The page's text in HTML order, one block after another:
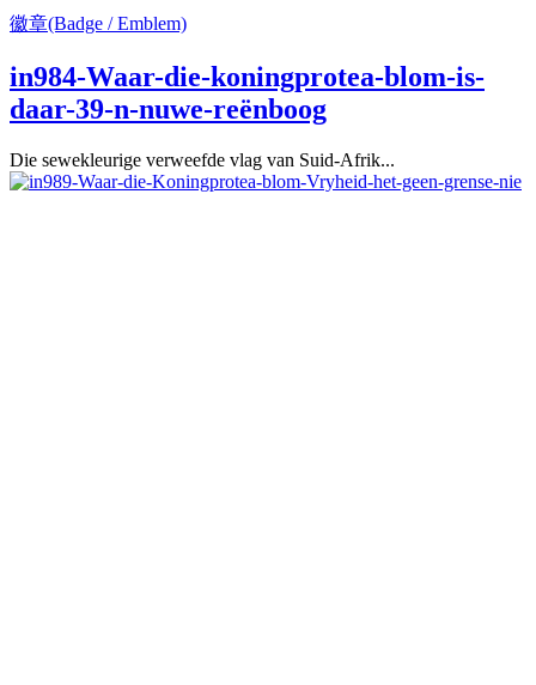
徽章(Badge / Emblem)
in984-Waar-die-koningprotea-blom-is-
daar-39-n-nuwe-reënboog
Die sewekleurige verweefde vlag van Suid-Afrik...